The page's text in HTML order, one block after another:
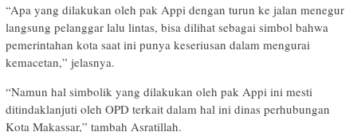
“Apa yang dilakukan oleh pak Appi dengan turun ke jalan menegur
langsung pelanggar lalu lintas, bisa dilihat sebagai simbol bahwa
pemerintahan kota saat ini punya keseriusan dalam mengurai
kemacetan,” jelasnya.
“Namun hal simbolik yang dilakukan oleh pak Appi ini mesti
ditindaklanjuti oleh OPD terkait dalam hal ini dinas perhubungan
Kota Makassar,” tambah Asratillah.